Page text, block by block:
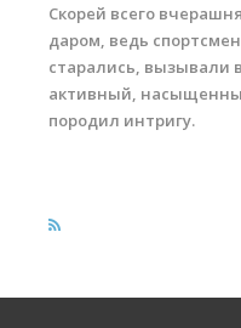
Скорей всего
даром, ведь
старались, вызывали
активный,
породил интригу.